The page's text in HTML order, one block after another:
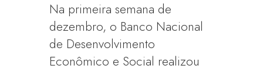
Na primeira semana de
dezembro, o Banco Nacional
de Desenvolvimento
Econômico e Social realizou